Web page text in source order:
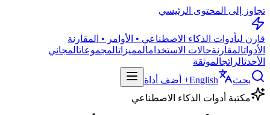
تجاوز إلى المحتوى الرئيسي
قارن ليأدوات الذكاء الاصطناعي • الأوامر • المقارنة
الأدواتالمقارنةحالات الاستخدامالمميزاتالمجموعاتالمجاني
الأحدثالرائجالموثقة
بحث
English+ أضف أداة
مكتبة أدوات الذكاء الاصطناعي